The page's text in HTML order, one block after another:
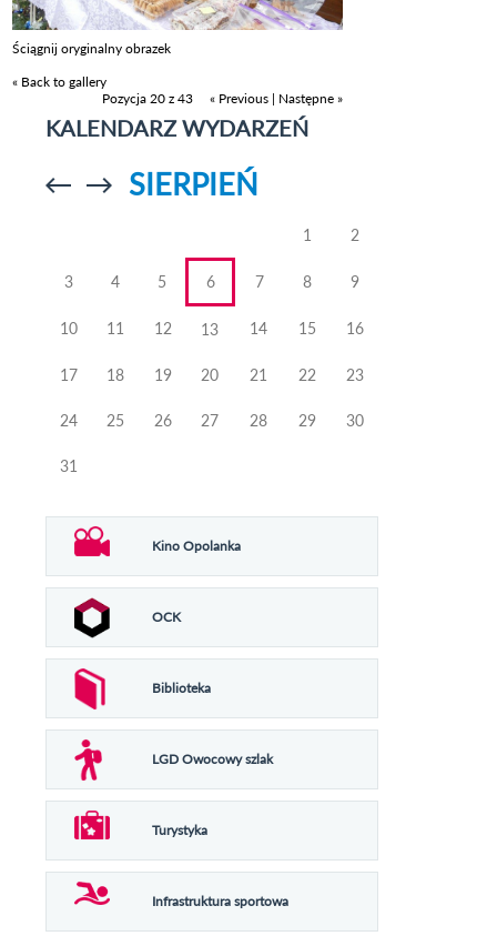
Ściągnij oryginalny obrazek
« Back to gallery
Pozycja 20 z 43
« Previous | Następne »
KALENDARZ WYDARZEŃ
Przejdź doPrzejdź do
SIERPIEŃ
1 2
3 4 5 6 7 8 9
10 11 12 13 14 15 16
17 18 19 20 21 22 23
24 25 26 27 28 29 30
31
Kino Opolanka
OCK
Biblioteka
LGD Owocowy szlak
Turystyka
Infrastruktura sportowa